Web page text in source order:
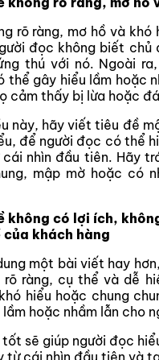
rõ ràng, mơ hồ và khó
đọc không biết
thú với nó. Ngoài
thể gây hiểu lầm hoặc
cảm thấy bị lừa hoặc
này, hãy viết tiêu đề
để người đọc có thể
nhìn đầu tiên. Hãy
mập mờ hoặc có
không có lợi ích,
của khách hàng
một bài viết hay
ràng, cụ thể và dễ
hiểu hoặc chung
hoặc nhầm lẫn cho
sẽ giúp người đọc
từ cái nhìn đầu tiên và